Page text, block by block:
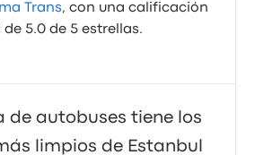
Trans, con una calificación
5.0 de 5 estrellas.
de autobuses tiene los
limpios de Estanbul